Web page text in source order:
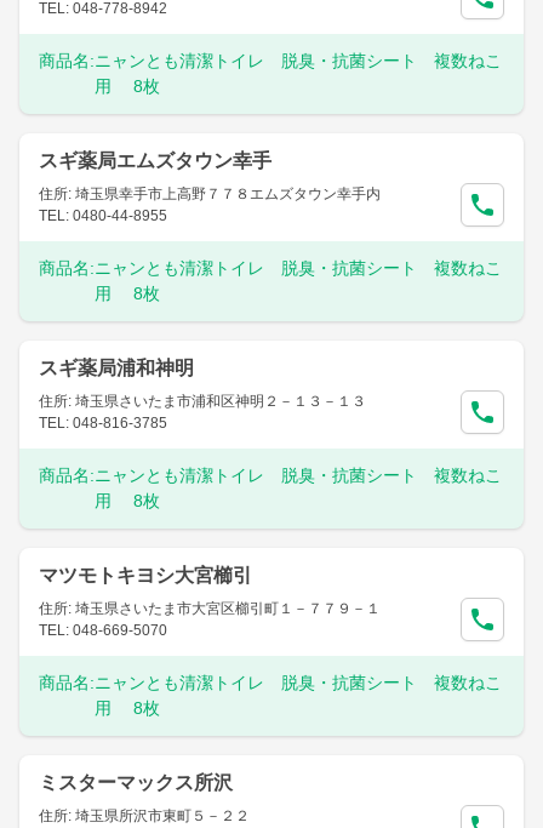
TEL: 048-778-8942
商品名:ニャンとも清潔トイレ 脱臭・抗菌シート 複数ねこ
用 8枚
スギ薬局エムズタウン幸手
住所: 埼玉県幸手市上高野７７８エムズタウン幸手内
TEL: 0480-44-8955
商品名:ニャンとも清潔トイレ 脱臭・抗菌シート 複数ねこ
用 8枚
スギ薬局浦和神明
住所: 埼玉県さいたま市浦和区神明２－１３－１３
TEL: 048-816-3785
商品名:ニャンとも清潔トイレ 脱臭・抗菌シート 複数ねこ
用 8枚
マツモトキヨシ大宮櫛引
住所: 埼玉県さいたま市大宮区櫛引町１－７７９－１
TEL: 048-669-5070
商品名:ニャンとも清潔トイレ 脱臭・抗菌シート 複数ねこ
用 8枚
ミスターマックス所沢
住所: 埼玉県所沢市東町５－２２